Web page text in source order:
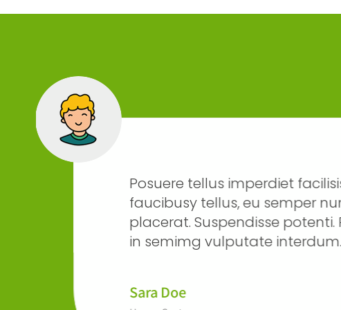
Posuere tellus imperdiet
faucibusy tellus, eu semper
placerat. Suspendisse potenti.
in semimg vulputate interdum.
Sara Doe